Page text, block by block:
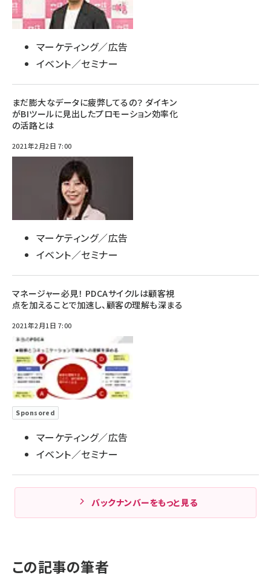
マーケティング／広告
イベント／セミナー
まだ膨大なデータに疲弊してるの？ ダイキン
がBIツールに見出したプロモーション効率化
の活路とは
2021年2月2日 7:00
マーケティング／広告
イベント／セミナー
マネージャー必見！ PDCAサイクルは顧客視
点を加えることで加速し、顧客の理解も深まる
2021年2月1日 7:00
Sponsored
マーケティング／広告
イベント／セミナー
バックナンバーをもっと見る
この記事の筆者